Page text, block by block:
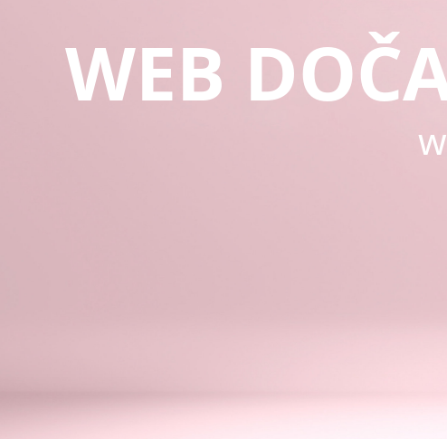
WEB